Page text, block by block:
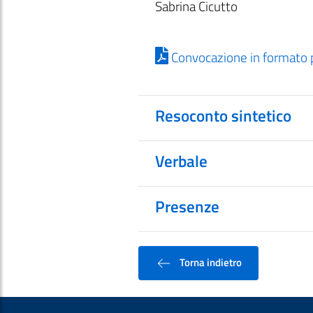
Sabrina Cicutto
Convocazione in formato
Resoconto sintetico
Verbale
Presenze
Torna indietro